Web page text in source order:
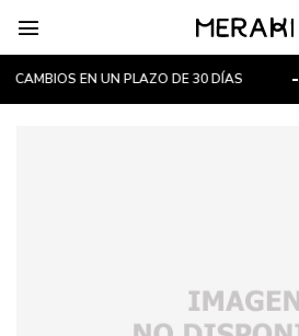

CAMBIOS EN UN PLAZO DE 30 DÍAS